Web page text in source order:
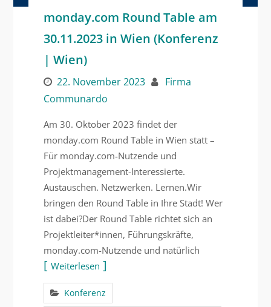
monday.com Round Table am
30.11.2023 in Wien (Konferenz
| Wien)
22. November 2023
Firma
Communardo
Am 30. Oktober 2023 findet der
monday.com Round Table in Wien statt –
Für monday.com-Nutzende und
Projektmanagement-Interessierte.
Austauschen. Netzwerken. Lernen.Wir
bringen den Round Table in Ihre Stadt! Wer
ist dabei?Der Round Table richtet sich an
Projektleiter*innen, Führungskräfte,
monday.com-Nutzende und natürlich
Weiterlesen
Konferenz